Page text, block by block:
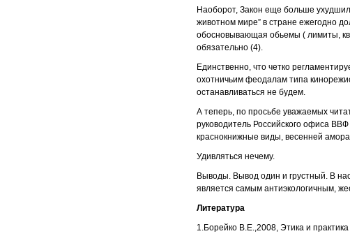
Наоборот, Закон еще больше ухудшил
животном мире” в стране ежегодно
обосновывающая обьемы ( лимиты,
обязательно (4).
Единственно, что четко
охотничьим феодалам типа
останавливаться не будем.
А теперь, по просьбе уважаемых
руководитель Российского офиса
краснокнижные виды, весенней
Удивляться нечему.
Выводы. Вывод один и грустный. В
является самым антиэкологичным,
Литература
1.Борейко В.Е.,2008, Этика и